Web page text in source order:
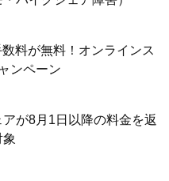
数料が無料！オンラインス
ンペーン
アが8月1日以降の料金を返